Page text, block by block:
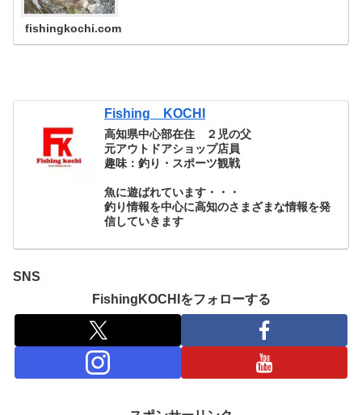
fishingkochi.com
Fishing KOCHI
高知県中心部在住 ２児の父
元アウトドアショップ店員
趣味：釣り・スポーツ観戦
魚に遊ばれています・・・
釣り情報を中心に高知のさまざまな情報を発
信していきます
SNS
FishingKOCHIをフォローする